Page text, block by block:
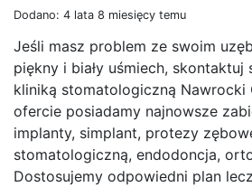
Dodano: 4 lata 8 miesięcy temu
Jeśli masz problem ze swoim
piękny i biały uśmiech, skontaktuj
kliniką stomatologiczną Nawrocki
ofercie posiadamy najnowsze
implanty, simplant, protezy
stomatologiczną, endodoncja,
Dostosujemy odpowiedni plan